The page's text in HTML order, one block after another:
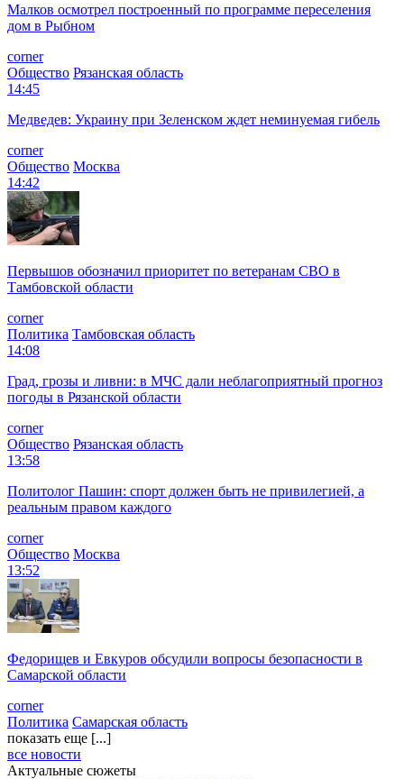
Малков осмотрел построенный по программе переселения
дом в Рыбном
corner
Общество Рязанская область
14:45
Медведев: Украину при Зеленском ждет неминуемая гибель
corner
Общество Москва
14:42
Первышов обозначил приоритет по ветеранам СВО в
Тамбовской области
corner
Политика Тамбовская область
14:08
Град, грозы и ливни: в МЧС дали неблагоприятный прогноз
погоды в Рязанской области
corner
Общество Рязанская область
13:58
Политолог Пашин: спорт должен быть не привилегией, а
реальным правом каждого
corner
Общество Москва
13:52
Федорищев и Евкуров обсудили вопросы безопасности в
Самарской области
corner
Политика Самарская область
показать еще [...]
все новости
Актуальные сюжеты